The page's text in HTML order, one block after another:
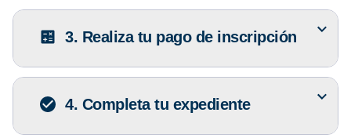
3. Realiza tu pago de inscripción
4. Completa tu expediente